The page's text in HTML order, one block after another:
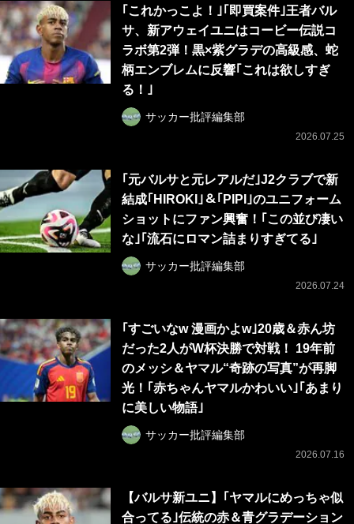
｢これかっこよ！｣｢即買案件｣王者バル
サ、新アウェイユニはコービー伝説コ
ラボ第2弾！黒×紫グラデの高級感、蛇
柄エンブレムに反響｢これは欲しすぎ
る！｣
サッカー批評編集部
2026.07.25
｢元バルサと元レアルだ｣J2クラブで新
結成｢HIROKI｣＆｢PIPI｣のユニフォーム
ショットにファン興奮！｢この並び凄い
な｣｢流石にロマン詰まりすぎてる｣
サッカー批評編集部
2026.07.24
｢すごいなw 漫画かよw｣20歳＆赤ん坊
だった2人がW杯決勝で対戦！ 19年前
のメッシ＆ヤマル“奇跡の写真”が再脚
光！｢赤ちゃんヤマルかわいい｣｢あまり
に美しい物語｣
サッカー批評編集部
2026.07.16
【バルサ新ユニ】｢ヤマルにめっちゃ似
合ってる｣伝統の赤＆青グラデーション